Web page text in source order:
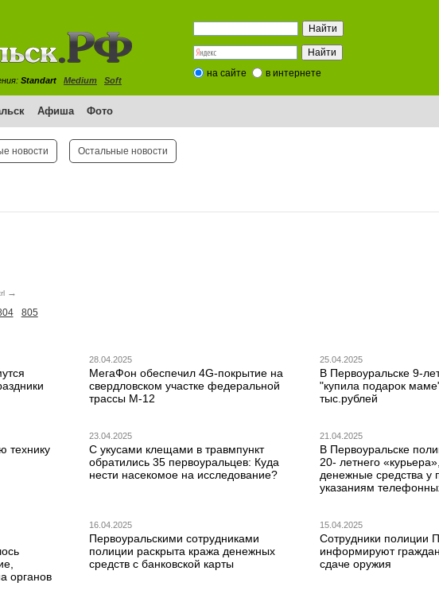
Standart Medium Soft
на сайте в интернете
Афиша Фото
новости Остальные новости
→
805
28.04.2025
МегаФон обеспечил 4G-покрытие на
свердловском участке федеральной
трассы M-12
25.04.2025
В Первоуральске 9-
"купила подарок
тыс.рублей
технику
23.04.2025
С укусами клещами в травмпункт
обратились 35 первоуральцев: Куда
нести насекомое на исследование?
21.04.2025
В Первоуральске
20- летнего
денежные средства у
указаниям
органов
16.04.2025
Первоуральскими сотрудниками
полиции раскрыта кража денежных
средств с банковской карты
15.04.2025
Сотрудники полиции
информируют
сдаче оружия